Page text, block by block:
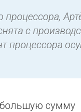
процессора,
с
процессора
большую сумму